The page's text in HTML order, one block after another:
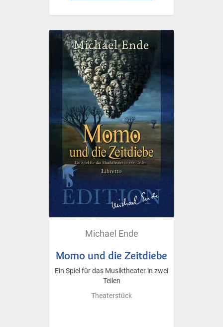
Michael Ende
Momo und die Zeitdiebe
Ein Spiel für das Musiktheater in zwei
Teilen
Theaterstück